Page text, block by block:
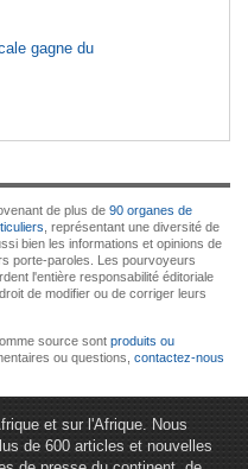
gagne du
de plus de 90 organes de
, représentant une diversité de
bien les informations et opinions de
porte-paroles. Les pourvoyeurs
l'entière responsabilité éditoriale
de modifier ou de corriger leurs
source sont produits ou
ou questions, contactez-nous
et sur l'Afrique. Nous
de 600 articles et nouvelles